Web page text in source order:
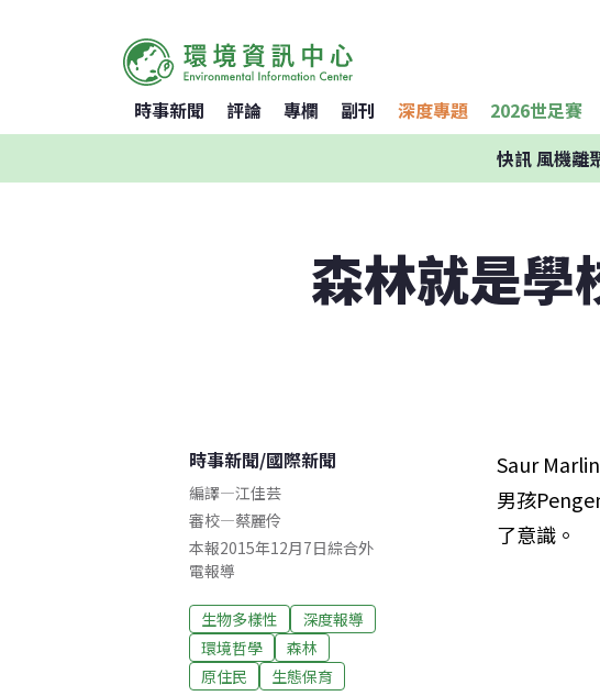
時事新聞 評論 專欄 副刊 深度專題 2026世足賽
快訊風機離
森林就是學
時事新聞/國際新聞
編譯—江佳芸
審校—蔡麗伶
本報2015年12月7日綜合外
電報導
生物多樣性
深度報導
環境哲學
森林
原住民
生態保育
Saur
男孩
了意識。